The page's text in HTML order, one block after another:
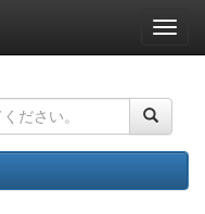
ナ
ビ
ー
ョ
ン